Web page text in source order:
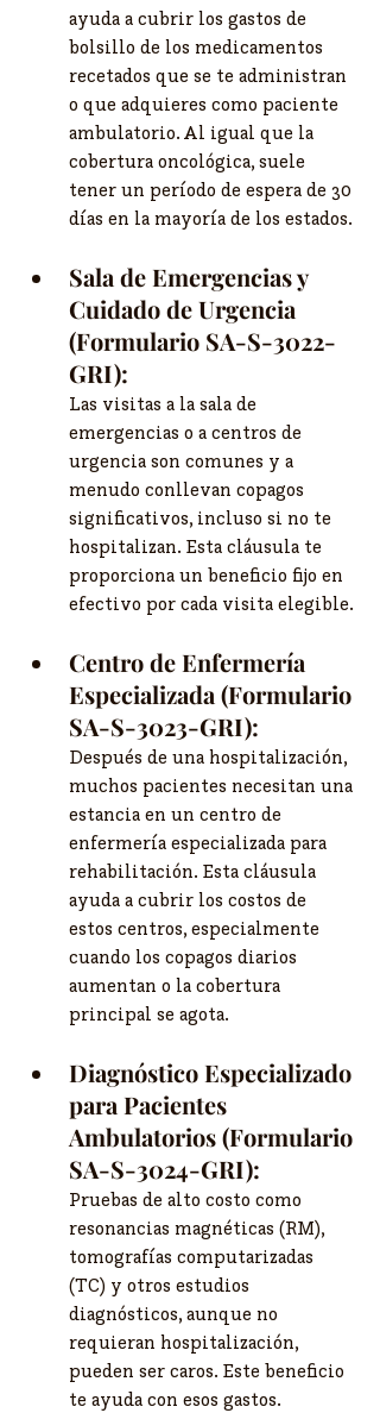
ayuda a cubrir los gastos de
bolsillo de los medicamentos
recetados que se te administran
o que adquieres como paciente
ambulatorio. Al igual que la
cobertura oncológica, suele
tener un período de espera de 30
días en la mayoría de los estados.
Sala de Emergencias y
Cuidado de Urgencia
(Formulario SA-S-3022-
GRI):
Las visitas a la sala de
emergencias o a centros de
urgencia son comunes y a
menudo conllevan copagos
significativos, incluso si no te
hospitalizan. Esta cláusula te
proporciona un beneficio fijo en
efectivo por cada visita elegible.
Centro de Enfermería
Especializada (Formulario
SA-S-3023-GRI):
Después de una hospitalización,
muchos pacientes necesitan una
estancia en un centro de
enfermería especializada para
rehabilitación. Esta cláusula
ayuda a cubrir los costos de
estos centros, especialmente
cuando los copagos diarios
aumentan o la cobertura
principal se agota.
Diagnóstico Especializado
para Pacientes
Ambulatorios (Formulario
SA-S-3024-GRI):
Pruebas de alto costo como
resonancias magnéticas (RM),
tomografías computarizadas
(TC) y otros estudios
diagnósticos, aunque no
requieran hospitalización,
pueden ser caros. Este beneficio
te ayuda con esos gastos.